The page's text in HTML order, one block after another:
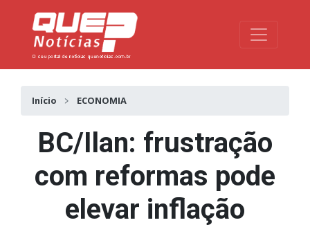
Toggle
Início ECONOMIA
BC/Ilan: frustração
com reformas pode
elevar inflação